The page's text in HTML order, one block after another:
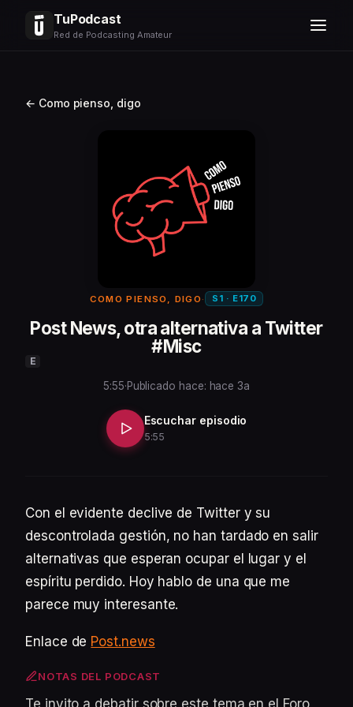
TuPodcast
Red de Podcasting Amateur
← Como pienso, digo
COMO PIENSO, DIGO · S1 · E170
Post News, otra alternativa a Twitter
#Misc
E
5:55·Publicado hace: hace 3a
Escuchar episodio
5:55
Con el evidente declive de Twitter y su
descontrolada gestión, no han tardado en salir
alternativas que esperan ocupar el lugar y el
espíritu perdido. Hoy hablo de una que me
parece muy interesante.
Enlace de Post.news
NOTAS DEL PODCAST
Te invito a debatir sobre este tema en el Foro